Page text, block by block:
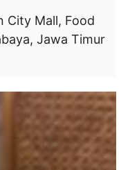
City Mall, Food
Jawa Timur